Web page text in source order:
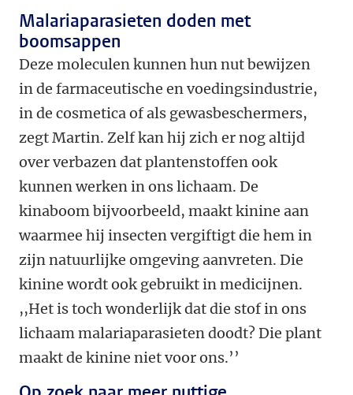
Malariaparasieten doden met
boomsappen
Deze moleculen kunnen hun nut bewijzen
in de farmaceutische en voedingsindustrie,
in de cosmetica of als gewasbeschermers,
zegt Martin. Zelf kan hij zich er nog altijd
over verbazen dat plantenstoffen ook
kunnen werken in ons lichaam. De
kinaboom bijvoorbeeld, maakt kinine aan
waarmee hij insecten vergiftigt die hem in
zijn natuurlijke omgeving aanvreten. Die
kinine wordt ook gebruikt in medicijnen.
,,Het is toch wonderlijk dat die stof in ons
lichaam malariaparasieten doodt? Die plant
maakt de kinine niet voor ons.’’